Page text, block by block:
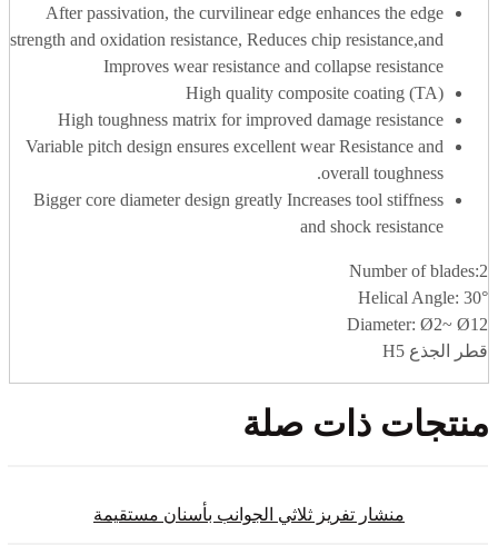
After passivation, the curvilinear edge enhances the edge
strength and oxidation resistance, Reduces chip resistance,and
Improves wear resistance and collapse resistance
High quality composite coating (TA)
High toughness matrix for improved damage resistance
Variable pitch design ensures excellent wear Resistance and
overall toughness.
Bigger core diameter design greatly Increases tool stiffness
and shock resistance
Number of blades:2
Helical Angle: 30°
Diameter: Ø2~ Ø12
قطر الجذع H5
منتجات ذات صلة
منشار تفريز ثلاثي الجوانب بأسنان مستقيمة